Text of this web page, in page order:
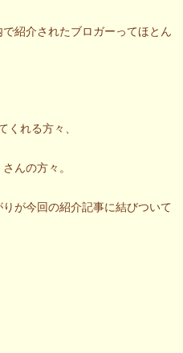
紹介されたブロガーってほとん
れる方々、
んの方々。
が今回の紹介記事に結びついて